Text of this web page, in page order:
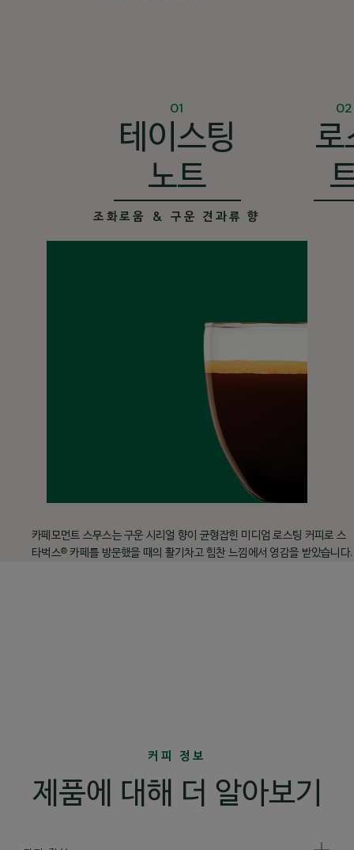
01
테이스팅
노트
02
로
조화로움 & 구운 견과류 향
카페모먼트 스무스는 구운 시리얼 향이 균형잡힌 미디엄 로스팅 커피로 스
타벅스® 카페를 방문했을 때의 활기차고 힘찬 느낌에서 영감을 받았습니다.
미디엄
강렬함과 부드러움이 완벽하게 조화된 커피를 찾는 분들께 추천하는 미디엄 로스트
더 알아보기
커피 정보
제품에 대해 더 알아보기